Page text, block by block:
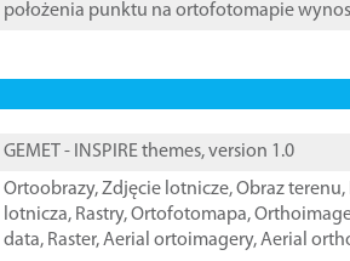
położenia punktu na ortofotomapie
GEMET - INSPIRE themes, version 1.0
Ortoobrazy,Zdjęcie lotnicze,Obraz terenu,
lotnicza, Rastry,Ortofotomapa,
data, Raster,Aerial ortoimagery,Aerial